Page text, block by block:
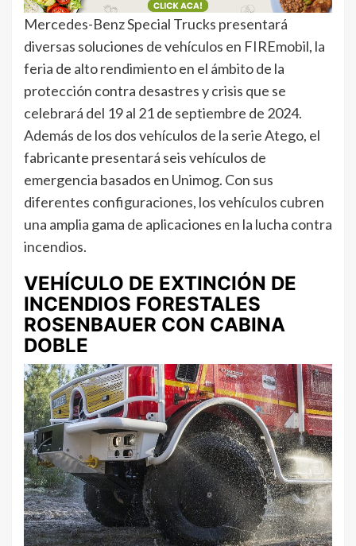
Mercedes-Benz Special Trucks presentará
diversas soluciones de vehículos en FIREmobil, la
feria de alto rendimiento en el ámbito de la
protección contra desastres y crisis que se
celebrará del 19 al 21 de septiembre de 2024.
Además de los dos vehículos de la serie Atego, el
fabricante presentará seis vehículos de
emergencia basados en Unimog. Con sus
diferentes configuraciones, los vehículos cubren
una amplia gama de aplicaciones en la lucha contra
incendios.
VEHÍCULO DE EXTINCIÓN DE
INCENDIOS FORESTALES
ROSENBAUER CON CABINA
DOBLE